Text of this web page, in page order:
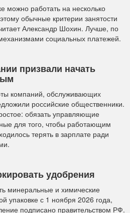
можно работать на несколько
обычные критерии занятости
Александр Шохин. Лучше, по
социальных платежей.
призвали начать
компаний, обслуживающих
российские общественники.
обязать управляющие
для того, чтобы работающим
терять в зарплате ради
удобрения
минеральные и химические
упаковке с 1 ноября 2026 года,
подписано правительством РФ.